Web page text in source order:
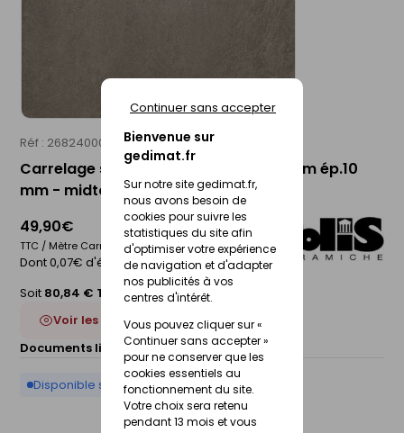
Bienvenue sur
gedimat.fr
Sur notre site gedimat.fr,
nous avons besoin de
cookies pour suivre les
statistiques du site afin
d'optimiser votre expérience
de navigation et d'adapter
nos publicités à vos
centres d'intérêt.
Vous pouvez cliquer sur «
Continuer sans accepter »
pour ne conserver que les
cookies essentiels au
fonctionnement du site.
Votre choix sera retenu
pendant 13 mois et vous
Continuer sans accepter
Réf : 26824000 POLIS
Carrelage sol intérieur NYC - 90 x 90 cm ép.10
mm - midtown
49,90€
TTC / Mètre Carré
Dont 0,07€ d'éco-participation
Soit 80,84 € TTC/Boite
Voir les 5 déclinaisons
Documents liés :
Fiche technique
Disponible sur commande